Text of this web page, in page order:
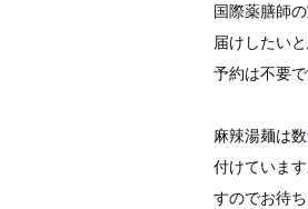
国際薬膳師
届けしたい
予約は不要
麻辣湯麺は
付けていま
すのでお待